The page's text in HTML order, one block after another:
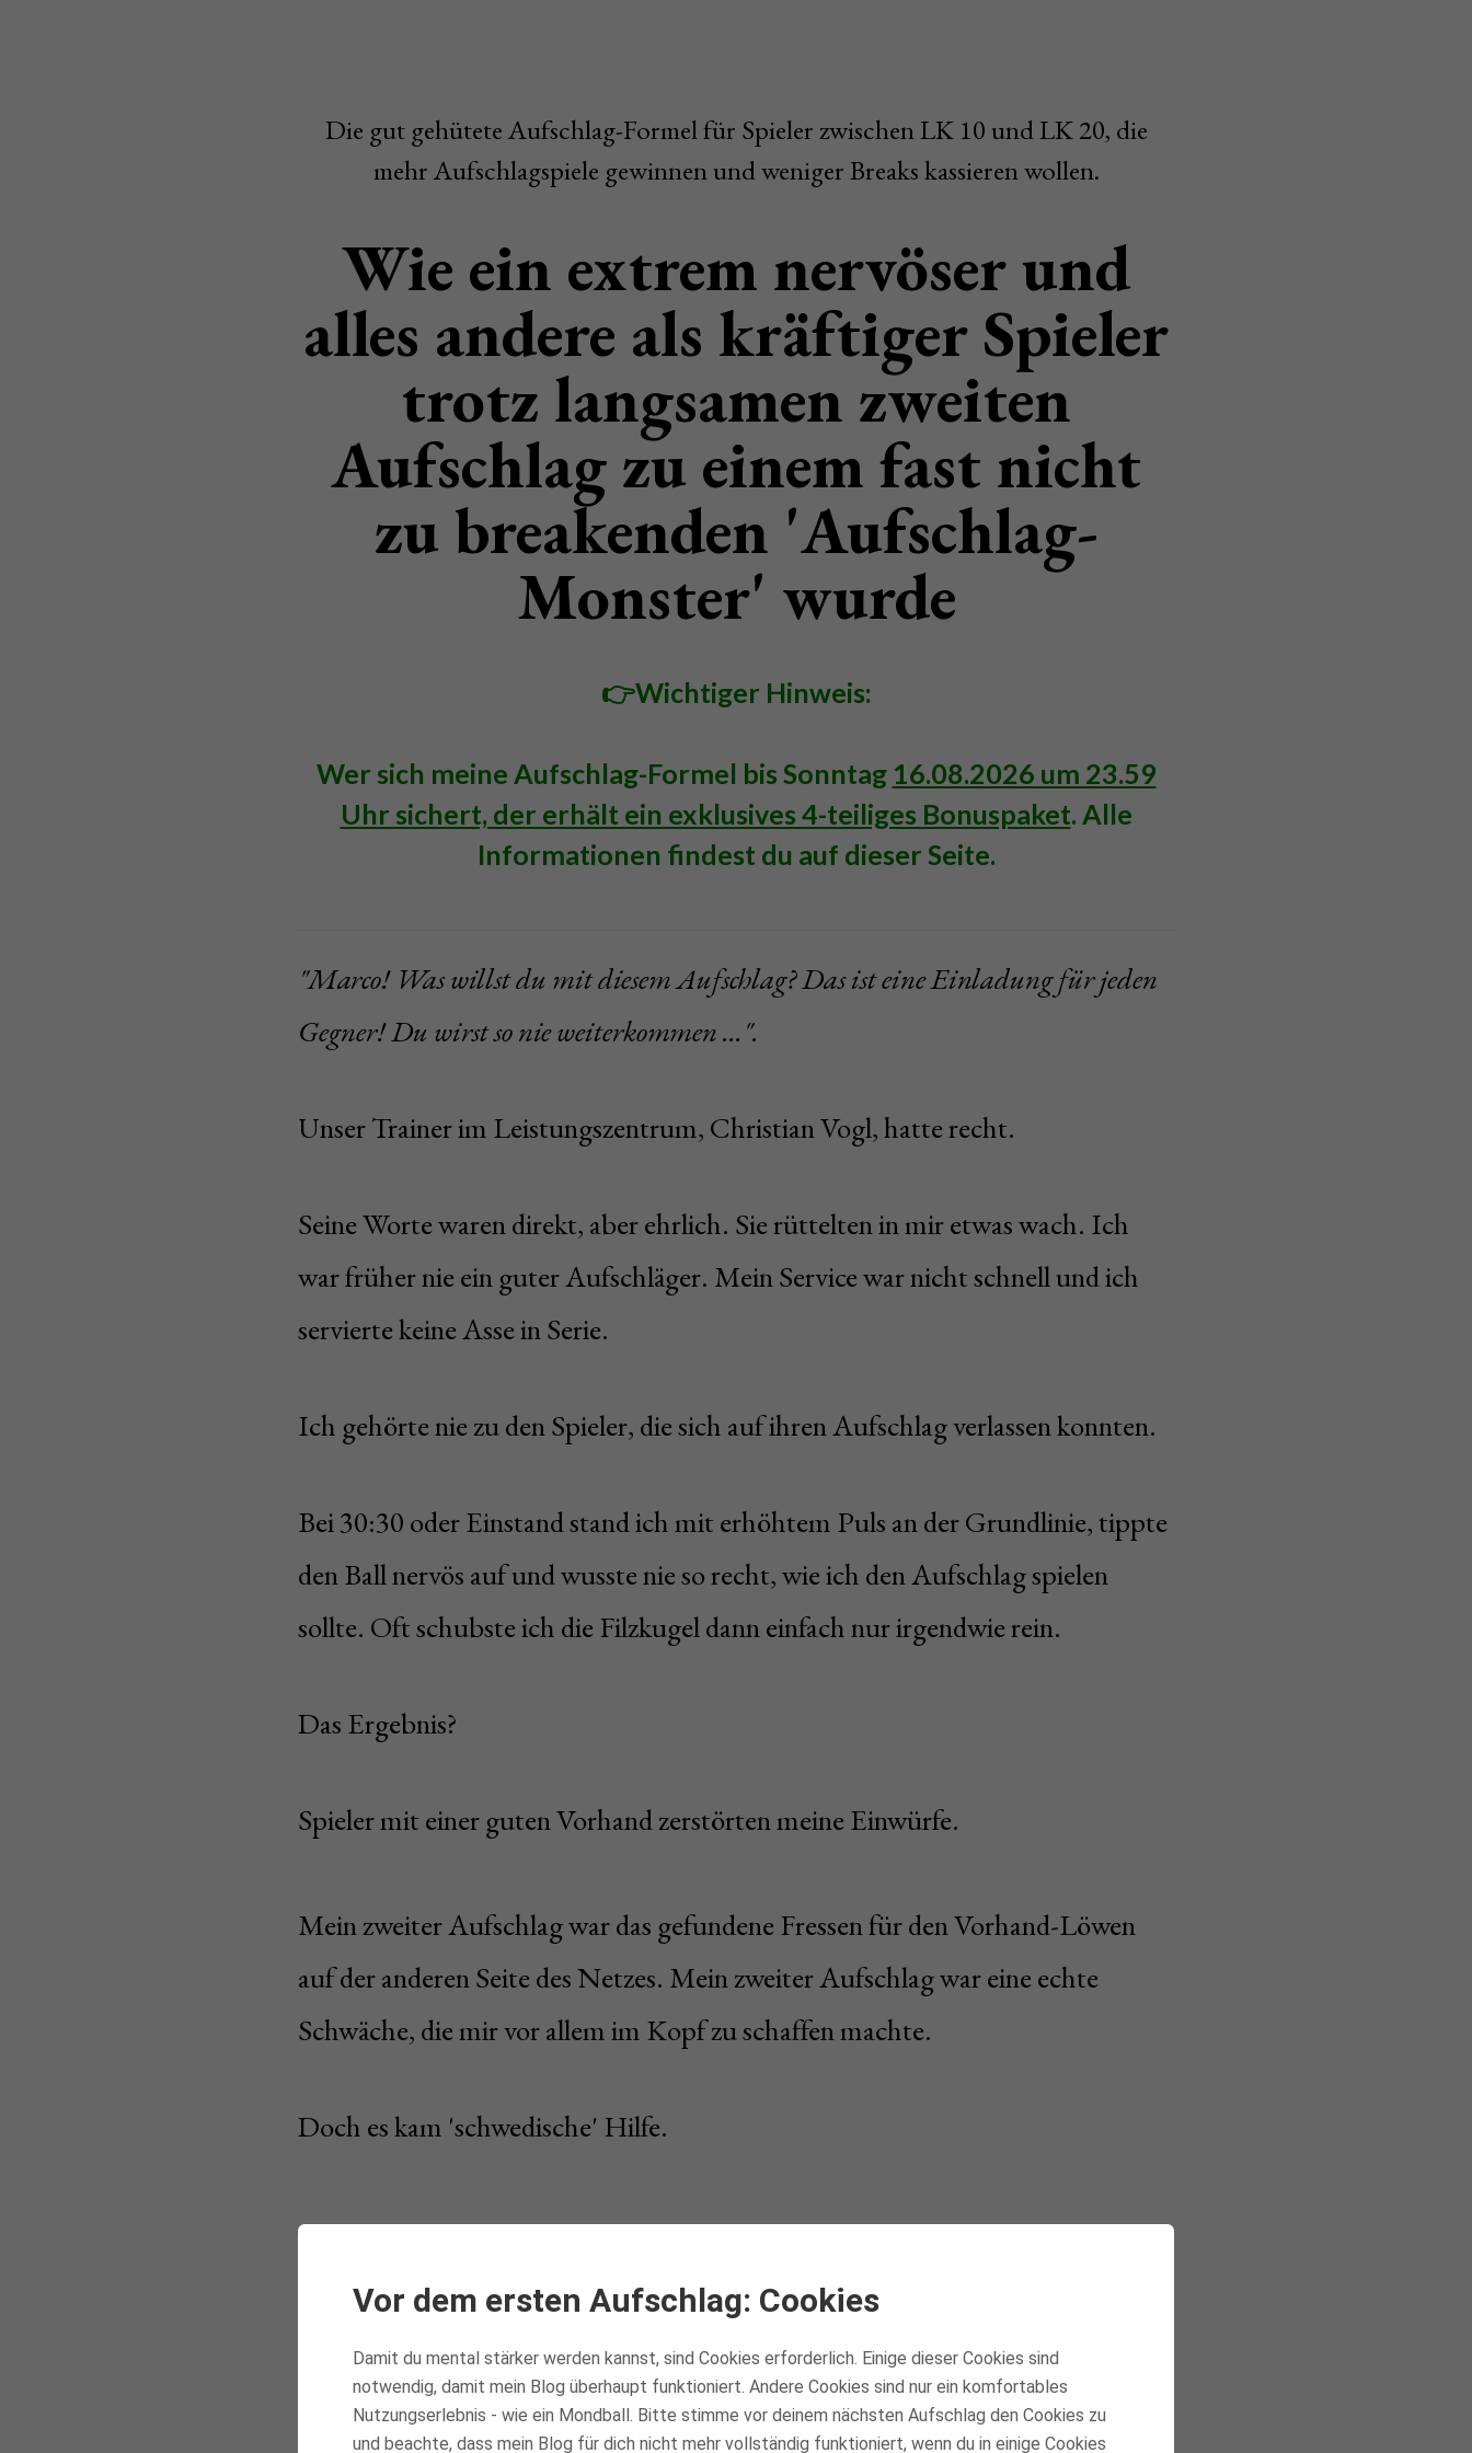
Die gut gehütete Aufschlag-Formel für Spieler zwischen LK 10 und LK 20, die
mehr Aufschlagspiele gewinnen und weniger Breaks kassieren wollen.
Wie ein extrem nervöser und
alles andere als kräftiger Spieler
trotz langsamen zweiten
Aufschlag zu einem fast nicht
zu breakenden 'Aufschlag-
Monster' wurde
👉Wichtiger Hinweis:
Wer sich meine Aufschlag-Formel bis Sonntag 16.08.2026 um 23.59
Uhr sichert, der erhält ein exklusives 4-teiliges Bonuspaket. Alle
Informationen findest du auf dieser Seite.
"Marco! Was willst du mit diesem Aufschlag? Das ist eine Einladung für jeden
Gegner! Du wirst so nie weiterkommen ...".
Unser Trainer im Leistungszentrum, Christian Vogl, hatte recht.
Seine Worte waren direkt, aber ehrlich. Sie rüttelten in mir etwas wach. Ich
war früher nie ein guter Aufschläger. Mein Service war nicht schnell und ich
servierte keine Asse in Serie.
Ich gehörte nie zu den Spieler, die sich auf ihren Aufschlag verlassen konnten.
Bei 30:30 oder Einstand stand ich mit erhöhtem Puls an der Grundlinie, tippte
den Ball nervös auf und wusste nie so recht, wie ich den Aufschlag spielen
sollte. Oft schubste ich die Filzkugel dann einfach nur irgendwie rein.
Das Ergebnis?
Spieler mit einer guten Vorhand zerstörten meine Einwürfe.
Mein zweiter Aufschlag war das gefundene Fressen für den Vorhand-Löwen
auf der anderen Seite des Netzes. Mein zweiter Aufschlag war eine echte
Schwäche, die mir vor allem im Kopf zu schaffen machte.
Doch es kam 'schwedische' Hilfe.
Wie mein Wackel-Aufschlag zu einer
Geheimwaffe wurde - ohne dass ich mit
hoher Geschwindigkeit oder Kick
servierte
Vor dem ersten Aufschlag: Cookies
Damit du mental stärker werden kannst, sind Cookies erforderlich. Einige dieser Cookies sind
notwendig, damit mein Blog überhaupt funktioniert. Andere Cookies sind nur ein komfortables
Nutzungserlebnis - wie ein Mondball. Bitte stimme vor deinem nächsten Aufschlag den Cookies zu
und beachte, dass mein Blog für dich nicht mehr vollständig funktioniert, wenn du in einige Cookies